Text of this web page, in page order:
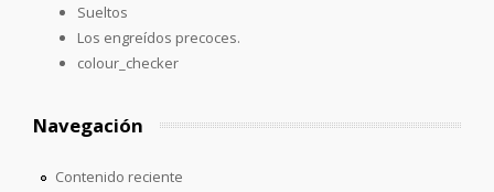
Sueltos
Los engreídos precoces.
colour_checker
Navegación
Contenido reciente